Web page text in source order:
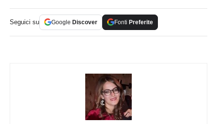
Seguici su Google Discover Fonti Preferite